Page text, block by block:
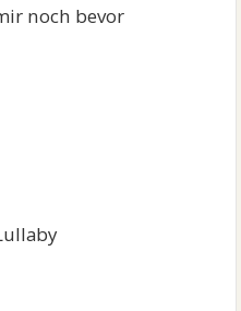
noch bevor